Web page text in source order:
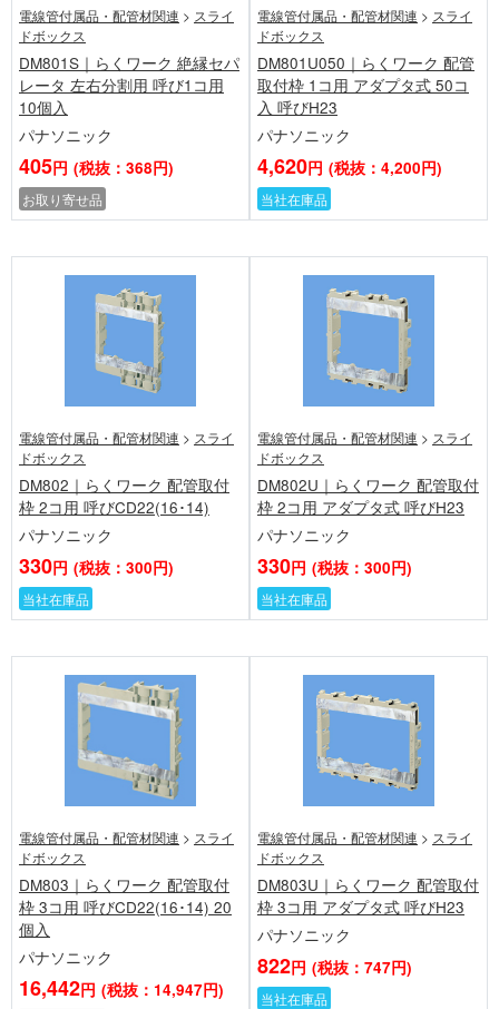
電線管付属品・配管材関連 > スライ
ドボックス
DM801S｜らくワーク 絶縁セパ
レータ 左右分割用 呼び1コ用
10個入
パナソニック
405円 (税抜：368円)
お取り寄せ品
電線管付属品・配管材関連 > スライ
ドボックス
DM801U050｜らくワーク 配管
取付枠 1コ用 アダプタ式 50コ
入 呼びH23
パナソニック
4,620円 (税抜：4,200円)
当社在庫品
電線管付属品・配管材関連 > スライ
ドボックス
DM802｜らくワーク 配管取付
枠 2コ用 呼びCD22(16･14)
パナソニック
330円 (税抜：300円)
当社在庫品
電線管付属品・配管材関連 > スライ
ドボックス
DM802U｜らくワーク 配管取付
枠 2コ用 アダプタ式 呼びH23
パナソニック
330円 (税抜：300円)
当社在庫品
電線管付属品・配管材関連 > スライ
ドボックス
DM803｜らくワーク 配管取付
枠 3コ用 呼びCD22(16･14) 20
個入
パナソニック
16,442円 (税抜：14,947円)
電線管付属品・配管材関連 > スライ
ドボックス
DM803U｜らくワーク 配管取付
枠 3コ用 アダプタ式 呼びH23
パナソニック
822円 (税抜：747円)
当社在庫品